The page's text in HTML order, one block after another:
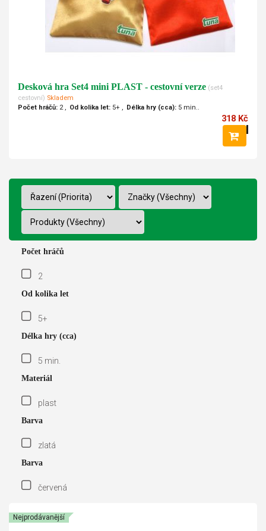
Desková hra Set4 mini PLAST - cestovní verze (set4
cestovní) Skladem
Počet hráčů: 2 Od kolika let: 5+ Délka hry (cca): 5 min.
318 Kč
Počet hráčů
2
Od kolika let
5+
Délka hry (cca)
5 min.
Materiál
plast
Barva
zlatá
Barva
červená
Nejprodávanější